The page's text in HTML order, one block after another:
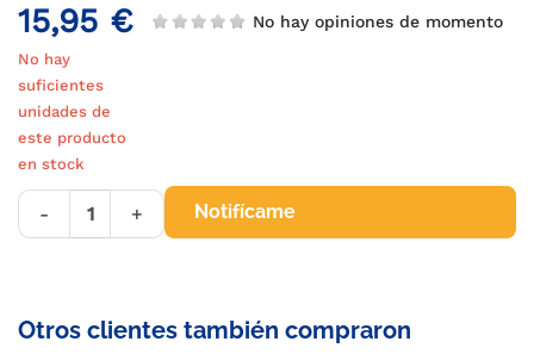
15,95 € No hay opiniones de momento
No hay
suficientes
unidades de
este producto
en stock
- + Notifícame
Otros clientes también compraron